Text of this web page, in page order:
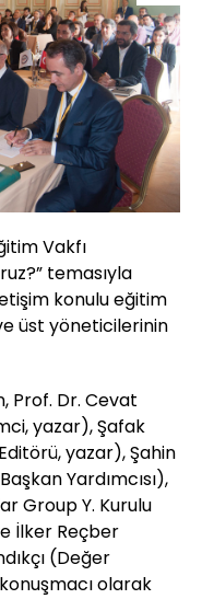
Vakfı
temasıyla
konulu eğitim
üst yöneticilerinin
Prof. Dr. Cevat
yazar), Şafak
yazar), Şahin
Yardımcısı),
Group Y. Kurulu
İlker Reçber
(Değer
olarak